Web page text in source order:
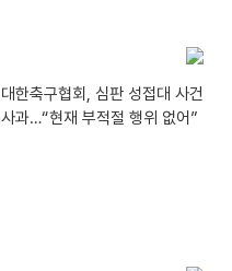
대한축구협회, 심판 성접대 사건
사과…“현재 부적절 행위 없어”